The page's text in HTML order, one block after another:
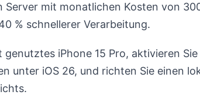
Server mit monatlichen Kosten von
% schnellerer Verarbeitung.
genutztes iPhone 15 Pro, aktivieren
unter iOS 26, und richten Sie einen